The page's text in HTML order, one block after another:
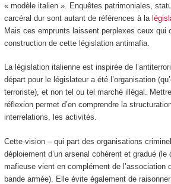
« modèle italien ». Enquêtes patrimoniales,
carcéral dur sont autant de références à la
Mais ces emprunts laissent perplexes ceux qui
construction de cette législation antimafia.
La législation italienne est inspirée de
départ pour le législateur a été l’organisation
terroriste), et non tel ou tel marché illégal.
réflexion permet d’en comprendre la
interrelations, les activités.
Cette vision – qui part des organisations
déploiement d’un arsenal cohérent et gradué (le
mafieuse vient en complément de l’association
bande armée). Elle évite également de